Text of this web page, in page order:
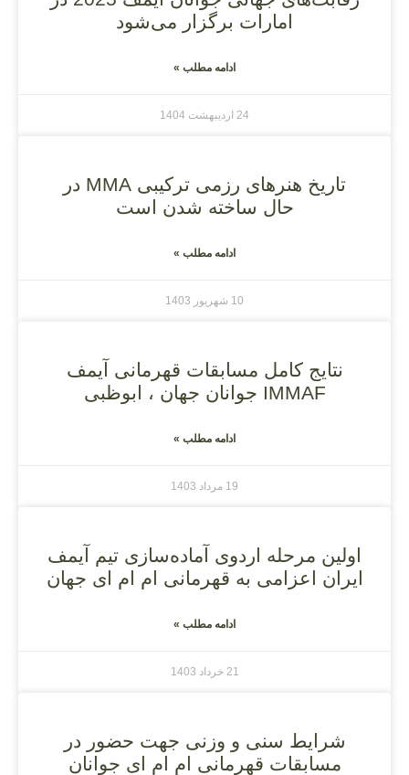
امارات برگزار می‌شود
ادامه مطلب »
24 اردیبهشت 1404
تاریخ‌ هنرهای رزمی ترکیبی MMA در
حال ساخته شدن است
ادامه مطلب »
10 شهریور 1403
نتایج کامل مسابقات قهرمانی آیمف
IMMAF جوانان‌ جهان ، ابوظبی
ادامه مطلب »
19 مرداد 1403
اولین مرحله اردوی آماده‌سازی تیم آیمف
ایران اعزامی به قهرمانی ام ام ای جهان
ادامه مطلب »
21 خرداد 1403
شرایط سنی و وزنی جهت حضور در
مسابقات قهرمانی ام ام ای جوانان